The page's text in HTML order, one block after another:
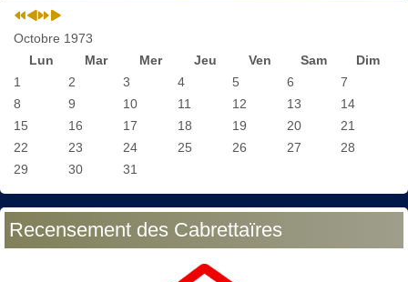
Octobre 1973
Lun
Mar Mer Jeu Ven Sam
Dim
1
2 3 4 5 6
7
8
9 10 11 12 13
14
15
16 17 18 19 20
21
22
23 24 25 26 27
28
29
30 31
Recensement des Cabrettaïres